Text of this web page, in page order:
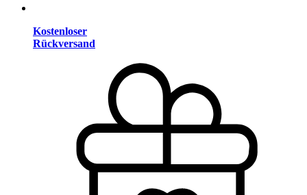
Kostenloser
Rückversand